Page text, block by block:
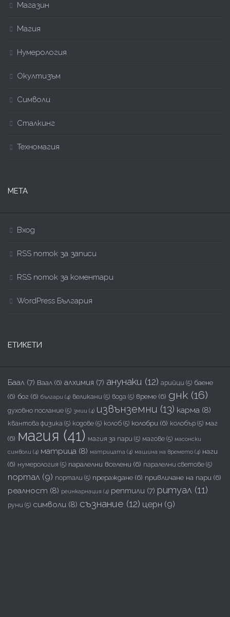
Магазин
Магия
Нумерология
Окултизъм
Символи
Сталкинг
Техномагия
МЕТА
Вход
RSS поток за записи
RSS поток за коментари
WordPress България
ЕТИКЕТИ
Баал (7) Ваал (6) алхимия (7) анунаки (12) арийци (5) баене
(6) бог (6) българи (4) великани (5) вода (5) време (6) днк (16)
духовно послание (5) змии (4) извънземни (13) карма (8)
квантова физика (5) кодове (5) колоб (5) колобри (6) колобър (5) маг
(6) магия (41) магия за пари (5) магове (5) масонски
символи (4) матрица (8) матрицата (4) машина на времето (4) наги
(6) нумерология (5) паралелни вселени (6) паралелни светове (5)
портал (9) портали (5) прераждане (6) привличане на пари (6)
реалност (8) реинкарнация (4) рептили (7) ритуал (11)
руни (5) символи (8) съзнание (12) церн (9)